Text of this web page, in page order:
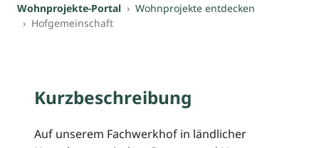
Wohnprojekte-Portal
Wohnprojekte entdecken
Hofgemeinschaft
Kurzbeschreibung
Auf unserem Fachwerkhof in ländlicher